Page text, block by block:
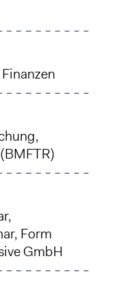
Form
GmbH